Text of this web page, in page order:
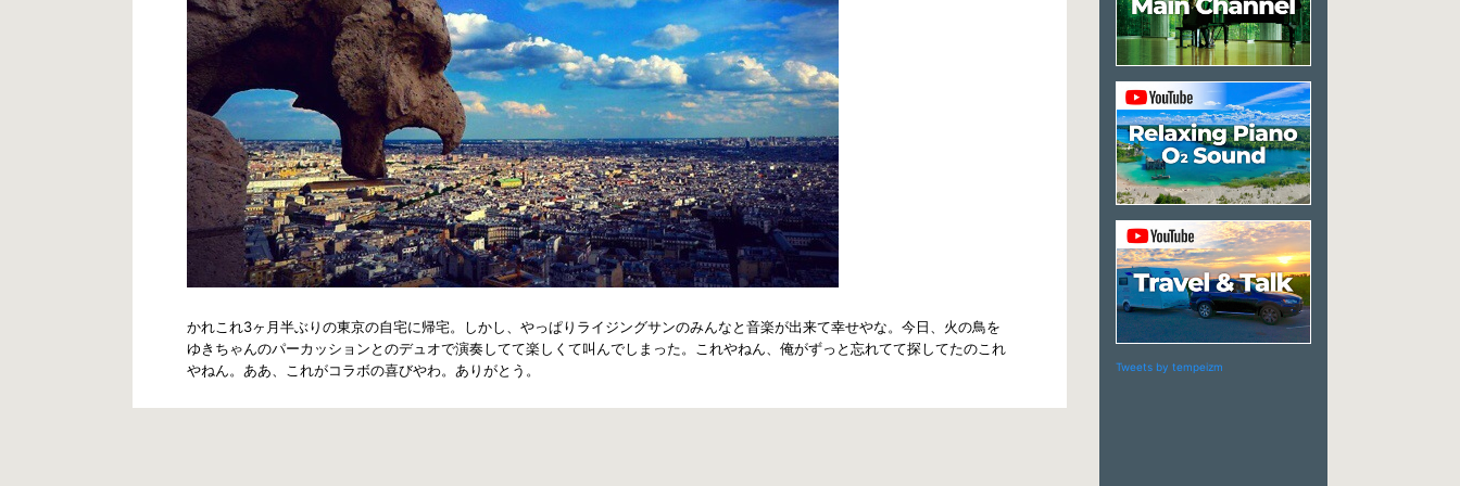
Tweets by tempeizm
かれこれ3ヶ月半ぶりの東京の自宅に帰宅。しかし、やっぱりライジングサンのみんなと音楽が出来て幸せやな。今日、火の鳥を
ゆきちゃんのパーカッションとのデュオで演奏してて楽しくて叫んでしまった。これやねん、俺がずっと忘れてて探してたのこれ
やねん。ああ、これがコラボの喜びやわ。ありがとう。